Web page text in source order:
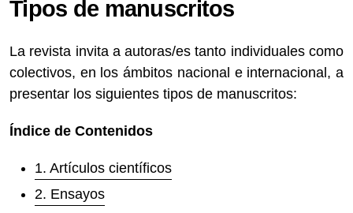
Tipos de manuscritos
La revista invita a autoras/es tanto individuales como
colectivos, en los ámbitos nacional e internacional, a
presentar los siguientes tipos de manuscritos:
Índice de Contenidos
1. Artículos científicos
2. Ensayos